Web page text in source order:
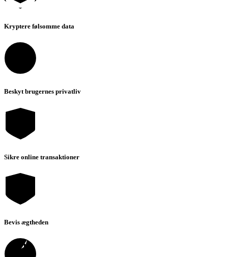
Kryptere følsomme data
Beskyt brugernes privatliv
Sikre online transaktioner
Bevis ægtheden